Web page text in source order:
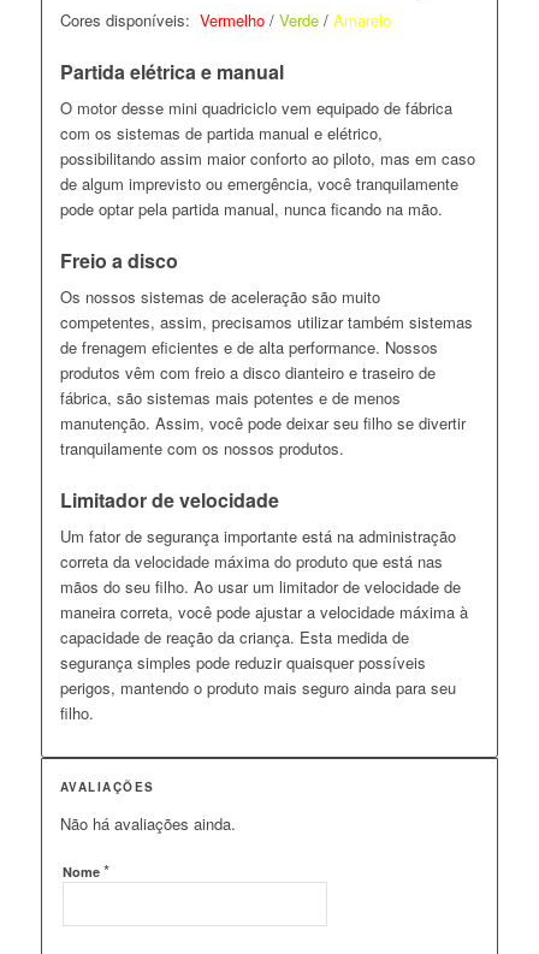
Cores disponíveis: Vermelho/ Verde/Amarelo
Partida elétrica e manual
O motor desse mini quadriciclo vem equipado de fábrica
com os sistemas de partida manual e elétrico,
possibilitando assim maior conforto ao piloto, mas em caso
de algum imprevisto ou emergência, você tranquilamente
pode optar pela partida manual, nunca ficando na mão.
Freio a disco
Os nossos sistemas de aceleração são muito
competentes, assim, precisamos utilizar também sistemas
de frenagem eficientes e de alta performance. Nossos
produtos vêm com freio a disco dianteiro e traseiro de
fábrica, são sistemas mais potentes e de menos
manutenção. Assim, você pode deixar seu filho se divertir
tranquilamente com os nossos produtos.
Limitador de velocidade
Um fator de segurança importante está na administração
correta da velocidade máxima do produto que está nas
mãos do seu filho. Ao usar um limitador de velocidade de
maneira correta, você pode ajustar a velocidade máxima à
capacidade de reação da criança. Esta medida de
segurança simples pode reduzir quaisquer possíveis
perigos, mantendo o produto mais seguro ainda para seu
filho.
AVALIAÇÕES
Não há avaliações ainda.
Nome *